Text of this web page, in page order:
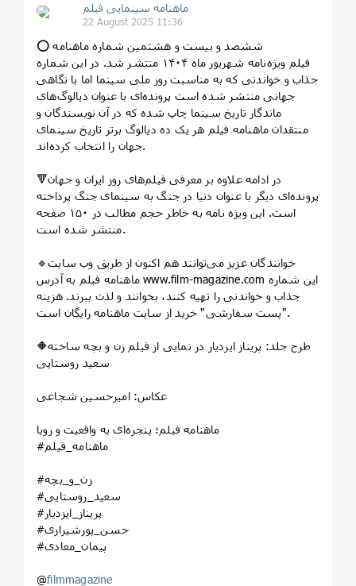
ماهنامه سینمایی فیلم
22 August 2025 11:36
⭕️ ششصد و بیست و هشتمین شماره ماهنامه
فیلم ویژه‌نامه شهریور ماه ۱۴۰۴ منتشر شد. در این شماره
جذاب و خواندنی که به مناسبت روز ملی سینما اما با نگاهی
جهانی منتشر شده است پرونده‌ای با عنوان دیالوگ‌های
ماندگار تاریخ سینما چاپ شده که در آن نویسندگان و
منتقدان ماهنامه فیلم هر یک ده دیالوگ برتر تاریخ سینمای
جهان را انتخاب کرده‌اند.
🔻در ادامه علاوه بر معرفی فیلم‌های روز ایران و جهان
پرونده‌ای دیگر با عنوان دنیا در جنگ به سینمای جنگ پرداخته
است. این ویژه نامه به خاطر حجم مطالب در ۱۵۰ صفحه
منتشر شده است.
🔹خوانندگان عزیز می‌توانند هم اکنون از طریق وب سایت
ماهنامه فیلم به آدرس www.film-magazine.com این شماره
جذاب و خواندنی را تهیه کنند، بخوانند و لذت ببرند. هزینه
"پست سفارشی" خرید از سایت ماهنامه رایگان است.
🔶طرح جلد: پریناز ایزدیار در نمایی از فیلم زن و بچه ساخته
سعید روستایی
عکاس: امیرحسین شجاعی
ماهنامه فیلم؛ پنجره‌ای به واقعیت و رویا
#ماهنامه_فیلم
#زن_و_بچه
#سعید_روستایی
#پریناز_ایزدیار
#حسن_پورشیرازی
#پیمان_معادی
@filmmagazine